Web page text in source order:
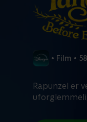
• Film •
Rapunzel er